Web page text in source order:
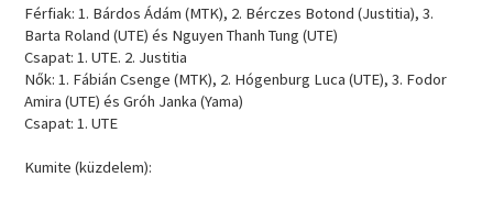
Férfiak: 1. Bárdos Ádám (MTK), 2. Bérczes Botond (Justitia), 3.
Barta Roland (UTE) és Nguyen Thanh Tung (UTE)
Csapat: 1. UTE. 2. Justitia
Nők: 1. Fábián Csenge (MTK), 2. Hógenburg Luca (UTE), 3. Fodor
Amira (UTE) és Gróh Janka (Yama)
Csapat: 1. UTE
Kumite (küzdelem):